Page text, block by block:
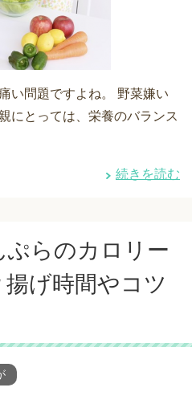
い問題ですよね。 野菜嫌い
にとっては、栄養のバランス
続きを読む
らのカロリー
げ時間やコツ